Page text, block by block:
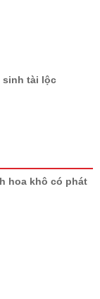
sinh tài lộc
hoa khô có phát